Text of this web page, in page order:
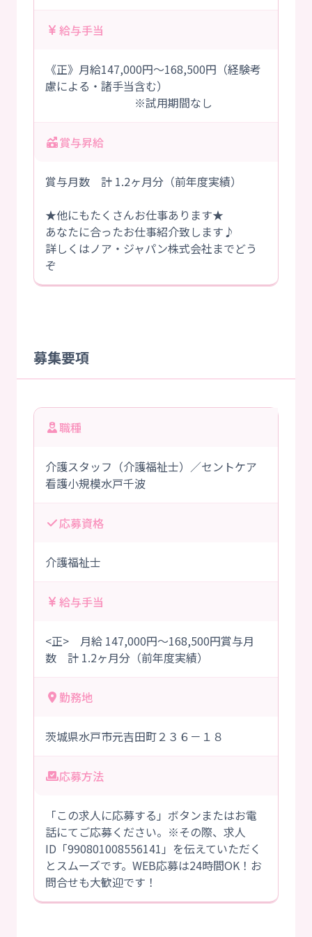
給与手当
《正》月給147,000円～168,500円（経験考
慮による・諸手当含む）
※試用期間なし
賞与昇給
賞与月数 計 1.2ヶ月分（前年度実績）
★他にもたくさんお仕事あります★
あなたに合ったお仕事紹介致します♪
詳しくはノア・ジャパン株式会社までどう
ぞ
募集要項
職種
介護スタッフ（介護福祉士）／セントケア
看護小規模水戸千波
応募資格
介護福祉士
給与手当
<正> 月給 147,000円～168,500円賞与月
数 計 1.2ヶ月分（前年度実績）
勤務地
茨城県水戸市元吉田町２３６－１８
応募方法
「この求人に応募する」ボタンまたはお電
話にてご応募ください。※その際、求人
ID「990801008556141」を伝えていただく
とスムーズです。WEB応募は24時間OK！お
問合せも大歓迎です！